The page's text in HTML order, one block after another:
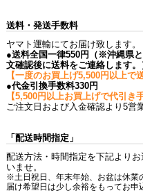
送料・発送手数料
ヤマト運輸にてお届け致します。
●送料全国一律550円（※沖縄県
文確認後に送料をご連絡します。
【一度のお買上げ5,500円以上で
●代金引換手数料330円
【5,500円以上お買上げで代引き
ご注文日および入金確認より5営
「配送時間指定」
配送方法・時間指定を下記より
いませ。
※土日祝日、年末年始、お盆は休業
届け希望日は少し余裕をもってお申